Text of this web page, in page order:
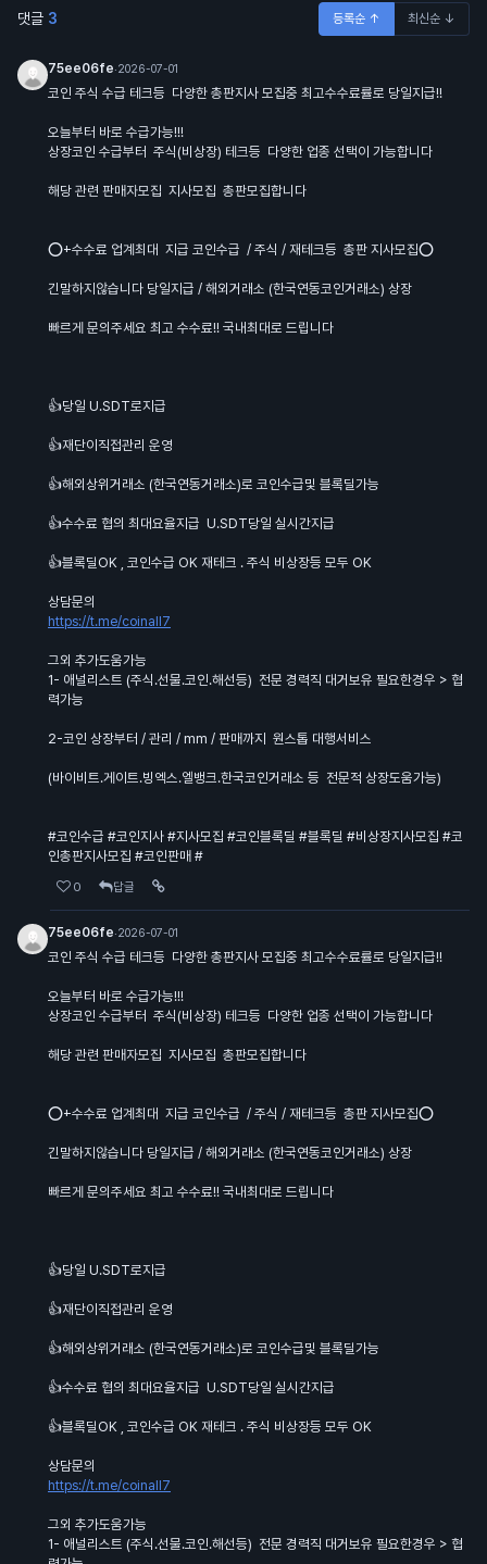
댓글 3 등록순 ↑ 최신순 ↓
75ee06fe·2026-07-01
코인 주식 수급 테크등 다양한 총판지사 모집중 최고수수료률로 당일지급!!
오늘부터 바로 수급가능!!!
상장코인 수급부터 주식(비상장) 테크등 다양한 업종 선택이 가능합니다
해당 관련 판매자모집 지사모집 총판모집합니다
⭕+수수료 업계최대 지급 코인수급 / 주식 / 재테크등 총판 지사모집⭕
긴말하지않습니다 당일지급 / 해외거래소 (한국연동코인거래소) 상장
빠르게 문의주세요 최고 수수료!! 국내최대로 드립니다
👍당일 U.SDT로지급
👍재단이직접관리 운영
👍해외상위거래소 (한국연동거래소)로 코인수급및 블록딜가능
👍수수료 협의 최대요율지급 U.SDT당일 실시간지급
👍블록딜OK , 코인수급 OK 재테크 . 주식 비상장등 모두 OK
상담문의
https://t.me/coinall7
그외 추가도움가능
1- 애널리스트 (주식.선물.코인.해선등) 전문 경력직 대거보유 필요한경우 > 협
력가능
2-코인 상장부터 / 관리 / mm / 판매까지 원스톱 대행서비스
(바이비트.게이트.빙엑스.엘뱅크.한국코인거래소 등 전문적 상장도움가능)
#코인수급 #코인지사 #지사모집 #코인블록딜 #블록딜 #비상장지사모집 #코
인총판지사모집 #코인판매 #
0 답글
75ee06fe·2026-07-01
코인 주식 수급 테크등 다양한 총판지사 모집중 최고수수료률로 당일지급!!
오늘부터 바로 수급가능!!!
상장코인 수급부터 주식(비상장) 테크등 다양한 업종 선택이 가능합니다
해당 관련 판매자모집 지사모집 총판모집합니다
⭕+수수료 업계최대 지급 코인수급 / 주식 / 재테크등 총판 지사모집⭕
긴말하지않습니다 당일지급 / 해외거래소 (한국연동코인거래소) 상장
빠르게 문의주세요 최고 수수료!! 국내최대로 드립니다
👍당일 U.SDT로지급
👍재단이직접관리 운영
👍해외상위거래소 (한국연동거래소)로 코인수급및 블록딜가능
👍수수료 협의 최대요율지급 U.SDT당일 실시간지급
👍블록딜OK , 코인수급 OK 재테크 . 주식 비상장등 모두 OK
상담문의
https://t.me/coinall7
그외 추가도움가능
1- 애널리스트 (주식.선물.코인.해선등) 전문 경력직 대거보유 필요한경우 > 협